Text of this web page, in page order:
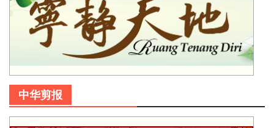
中华剪报